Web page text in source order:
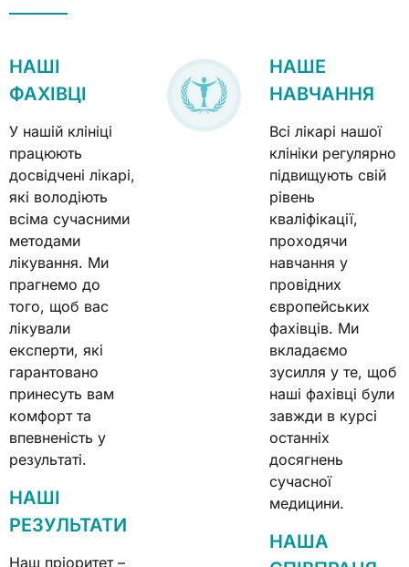
НАШІ
ФАХІВЦІ
У нашій клініці
працюють
досвідчені лікарі,
які володіють
всіма сучасними
методами
лікування. Ми
прагнемо до
того, щоб вас
лікували
експерти, які
гарантовано
принесуть вам
комфорт та
впевненість у
результаті.
НАШІ
РЕЗУЛЬТАТИ
Наш пріоритет –
НАШЕ
НАВЧАННЯ
Всі лікарі нашої
клініки регулярно
підвищують свій
рівень
кваліфікації,
проходячи
навчання у
провідних
європейських
фахівців. Ми
вкладаємо
зусилля у те, щоб
наші фахівці були
завжди в курсі
останніх
досягнень
сучасної
медицини.
НАША